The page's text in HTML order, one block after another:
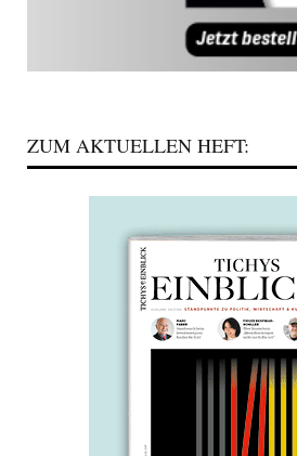
ZUM AKTUELLEN HEFT: